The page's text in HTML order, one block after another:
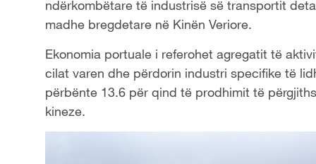
ndërkombëtare të industrisë së transportit
madhe bregdetare në Kinën Veriore.
Ekonomia portuale i referohet agregatit të
cilat varen dhe përdorin industri specifike të
përbënte 13.6 për qind të prodhimit të
kineze.